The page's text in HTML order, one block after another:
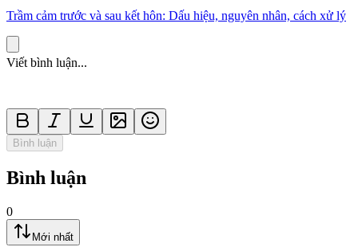
Trầm cảm trước và sau kết hôn: Dấu hiệu, nguyên nhân, cách xử lý
Viết bình luận...
Bình luận
Bình luận
0
Mới nhất